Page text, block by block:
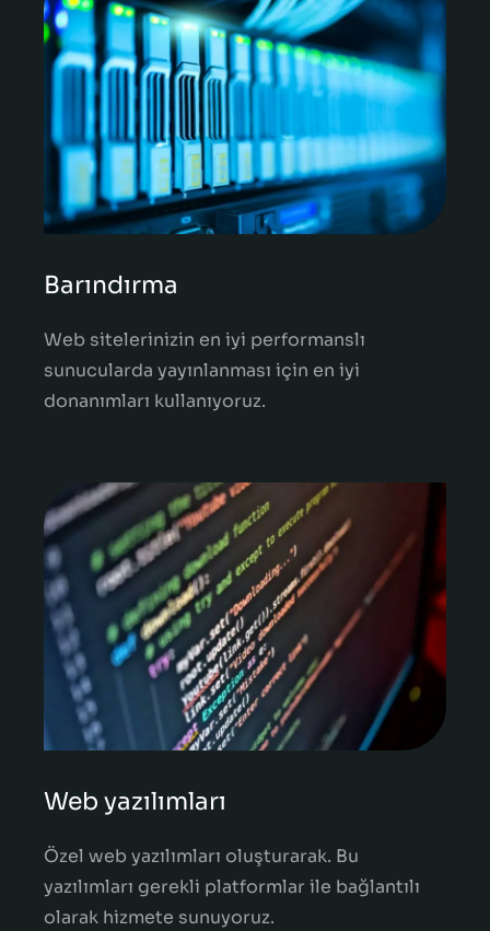
Barındırma
Web sitelerinizin en iyi performanslı
sunucularda yayınlanması için en iyi
donanımları kullanıyoruz.
Web yazılımları
Özel web yazılımları oluşturarak. Bu
yazılımları gerekli platformlar ile bağlantılı
olarak hizmete sunuyoruz.